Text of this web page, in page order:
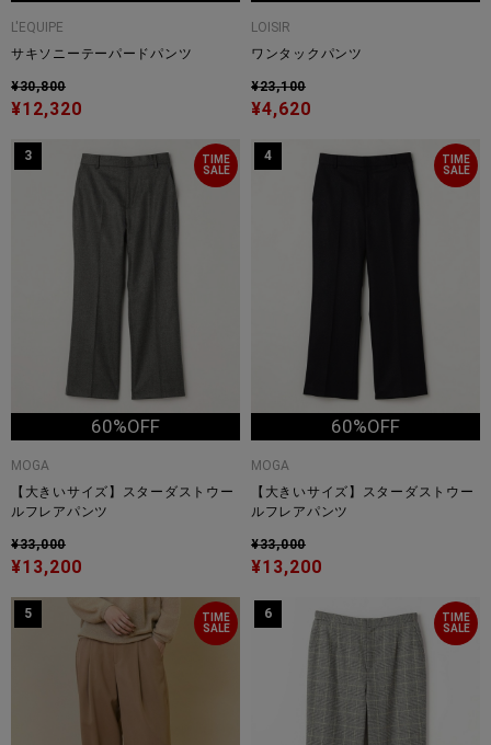
L'EQUIPE
サキソニーテーパードパンツ
¥30,800
¥12,320
LOISIR
ワンタックパンツ
¥23,100
¥4,620
TIME
SALE
3
60%OFF
MOGA
【大きいサイズ】スターダストウー
ルフレアパンツ
¥33,000
¥13,200
TIME
SALE
4
60%OFF
MOGA
【大きいサイズ】スターダストウー
ルフレアパンツ
¥33,000
¥13,200
TIME
SALE
5
TIME
SALE
6